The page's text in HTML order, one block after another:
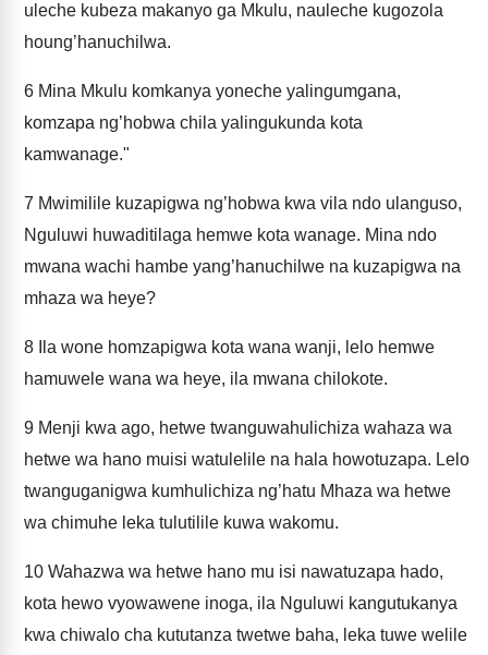
uleche kubeza makanyo ga Mkulu, nauleche kugozola
houng’hanuchilwa.
6 Mina Mkulu komkanya yoneche yalingumgana,
komzapa ng’hobwa chila yalingukunda kota
kamwanage."
7 Mwimilile kuzapigwa ng’hobwa kwa vila ndo ulanguso,
Nguluwi huwaditilaga hemwe kota wanage. Mina ndo
mwana wachi hambe yang’hanuchilwe na kuzapigwa na
mhaza wa heye?
8 Ila wone homzapigwa kota wana wanji, lelo hemwe
hamuwele wana wa heye, ila mwana chilokote.
9 Menji kwa ago, hetwe twanguwahulichiza wahaza wa
hetwe wa hano muisi watulelile na hala howotuzapa. Lelo
twanguganigwa kumhulichiza ng’hatu Mhaza wa hetwe
wa chimuhe leka tulutilile kuwa wakomu.
10 Wahazwa wa hetwe hano mu isi nawatuzapa hado,
kota hewo vyowawene inoga, ila Nguluwi kangutukanya
kwa chiwalo cha kututanza twetwe baha, leka tuwe welile